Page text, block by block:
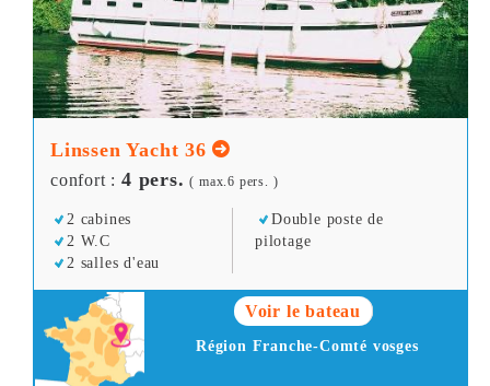
Linssen Yacht 36
confort : 4 pers. ( max.6 pers. )
2 cabines
2 W.C
2 salles d'eau
Double poste de
pilotage
Voir le bateau
Région Franche-Comté vosges